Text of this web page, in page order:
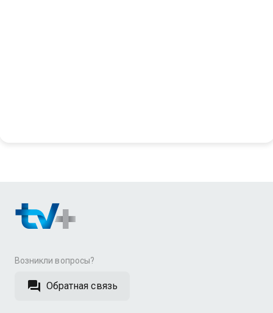
Возникли вопросы?
Обратная связь